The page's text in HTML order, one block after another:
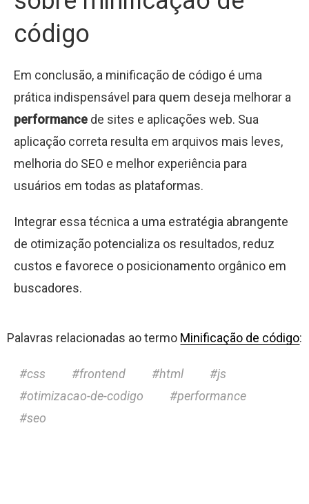
código
Em conclusão, a minificação de código é uma
prática indispensável para quem deseja melhorar a
performance de sites e aplicações web. Sua
aplicação correta resulta em arquivos mais leves,
melhoria do SEO e melhor experiência para
usuários em todas as plataformas.
Integrar essa técnica a uma estratégia abrangente
de otimização potencializa os resultados, reduz
custos e favorece o posicionamento orgânico em
buscadores.
Palavras relacionadas ao termo Minificação de código:
css frontend html
js
otimizacao-de-codigo
performance
seo